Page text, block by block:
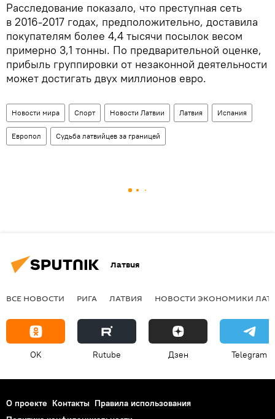
Расследование показало, что преступная сеть
в 2016-2017 годах, предположительно, доставила
покупателям более 4,4 тысячи посылок весом
примерно 3,1 тонны. По предварительной оценке,
прибыль группировки от незаконной деятельности
может достигать двух миллионов евро.
Новости мира Спорт Новости Латвии Латвия Испания
Европол Судьба латвийцев за границей
Латвия
ВСЕ НОВОСТИ РИГА ЛАТВИЯ НОВОСТИ ЭКОНОМИКИ
OK Rutube Дзен Telegram
О проекте Контакты Правила использования